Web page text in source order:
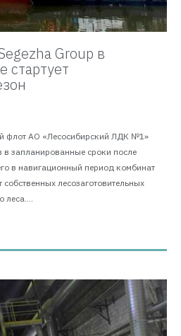
Group в
стартует
флот АО «Лесосибирский ЛДК №1»
в запланированные сроки после
в навигационный период комбинат
собственных лесозаготовительных